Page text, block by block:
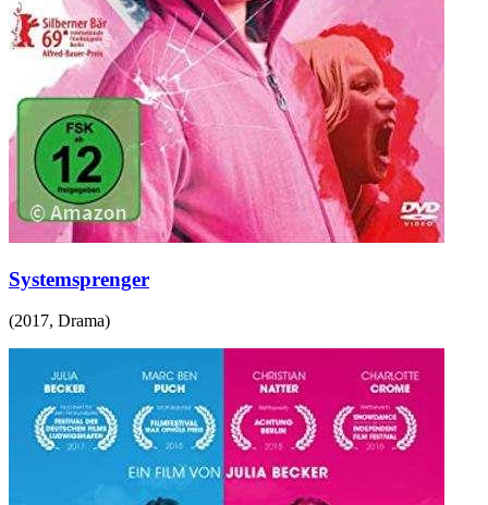
Systemsprenger
(2017, Drama)